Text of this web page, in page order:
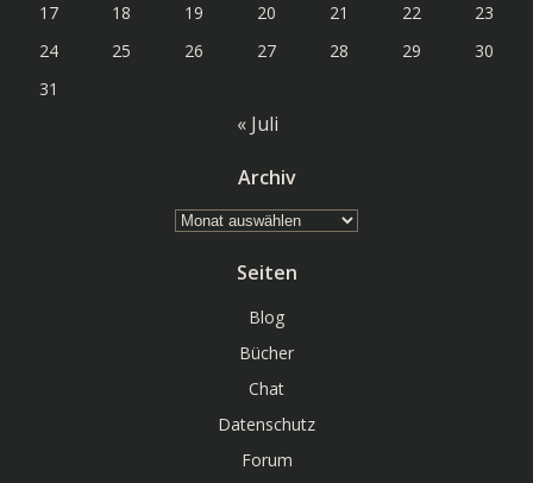
17
18 19 20 21 22
23
24
25 26 27 28 29
30
31
« Juli
Archiv
Archiv
Seiten
Blog
Bücher
Chat
Datenschutz
Forum